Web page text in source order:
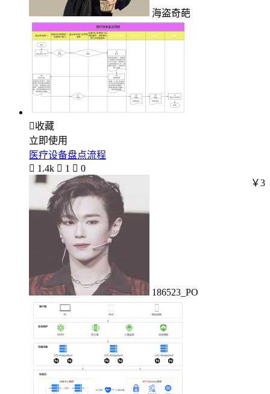
海盗奇葩
收藏
立即使用
医疗设备盘点流程
 1.4k  1  0
186523_PO
￥3